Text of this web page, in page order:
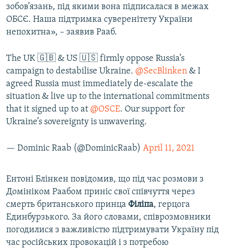
зобов’язань, під якими вона підписалася в межах
ОБСЄ. Наша підтримка суверенітету України
непохитна», – заявив Рааб.
The UK 🇬🇧 & US 🇺🇸 firmly oppose Russia’s
campaign to destabilise Ukraine. @SecBlinken & I
agreed Russia must immediately de-escalate the
situation & live up to the international commitments
that it signed up to at @OSCE. Our support for
Ukraine’s sovereignty is unwavering.
— Dominic Raab (@DominicRaab) April 11, 2021
Ентоні Блінкен повідомив, що під час розмови з
Домініком Раабом приніс свої співчуття через
смерть британського принца Філіпа, герцога
Единбурзького. За його словами, співрозмовники
погодилися з важливістю підтримувати Україну під
час російських провокацій і з потребою